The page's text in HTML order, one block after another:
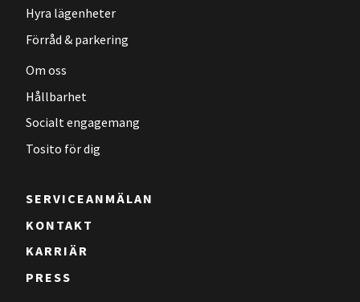
Hyra lägenheter
Förråd & parkering
Om oss
Hållbarhet
Socialt engagemang
Tosito för dig
SERVICEANMÄLAN
KONTAKT
KARRIÄR
PRESS